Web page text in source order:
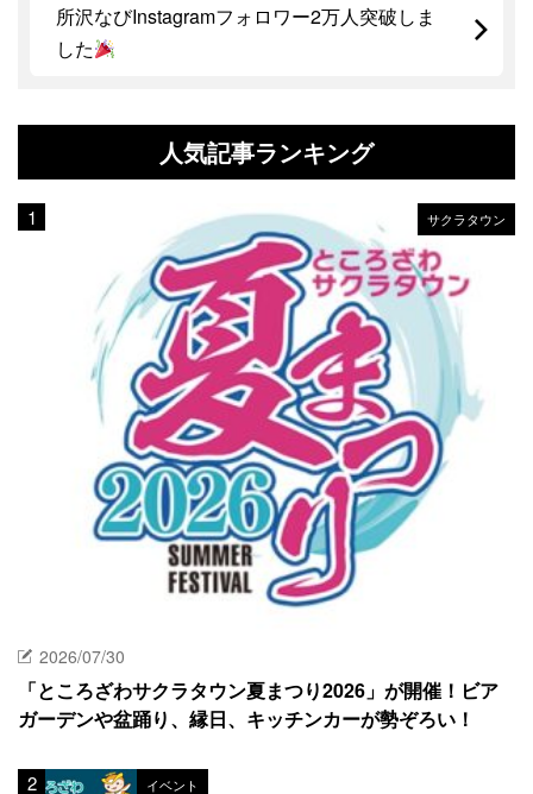
所沢なびInstagramフォロワー2万人突破しま
した
人気記事ランキング
サクラタウン
2026/07/30
「ところざわサクラタウン夏まつり2026」が開催！ビア
ガーデンや盆踊り、縁日、キッチンカーが勢ぞろい！
イベント